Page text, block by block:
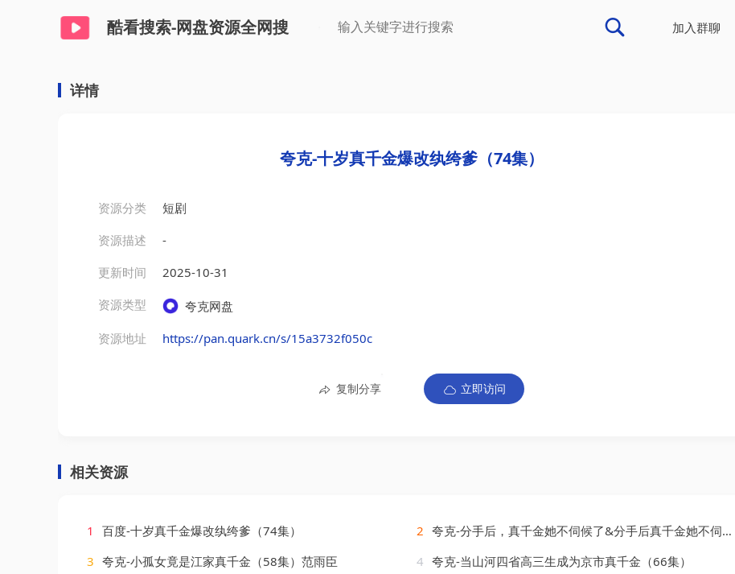
酷看搜索-网盘资源全网搜 加入群聊
详情
夸克-十岁真千金爆改纨绔爹（74集）
资源分类
短剧
资源描述
-
更新时间
2025-10-31
资源类型
夸克网盘
资源地址
https://pan.quark.cn/s/15a3732f050c
复制分享 立即访问
相关资源
1 百度-十岁真千金爆改纨绔爹（74集） 2 夸克-分手后，真千金她不伺候了&分手后真千金她不伺候了（67集）肖琳&刘小龙
3 夸克-小孤女竟是江家真千金（58集）范雨臣 4 夸克-当山河四省高三生成为京市真千金（66集）